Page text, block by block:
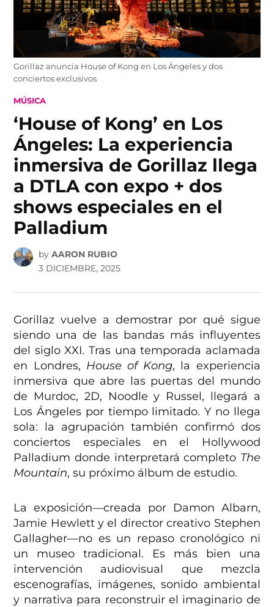
Gorillaz anuncia House of Kong en Los Ángeles y dos
conciertos exclusivos
POSTED
MÚSICA
‘House of Kong’ en Los
Ángeles: La experiencia
inmersiva de Gorillaz llega
a DTLA con expo + dos
shows especiales en el
Palladium
by AARON RUBIO
3 DICIEMBRE, 2025
Gorillaz vuelve a demostrar por qué sigue
siendo una de las bandas más influyentes
del siglo XXI. Tras una temporada aclamada
en Londres, House of Kong, la experiencia
inmersiva que abre las puertas del mundo
de Murdoc, 2D, Noodle y Russel, llegará a
Los Ángeles por tiempo limitado. Y no llega
sola: la agrupación también confirmó dos
conciertos especiales en el Hollywood
Palladium donde interpretará completo The
Mountain, su próximo álbum de estudio.
La exposición—creada por Damon Albarn,
Jamie Hewlett y el director creativo Stephen
Gallagher—no es un repaso cronológico ni
un museo tradicional. Es más bien una
intervención audiovisual que mezcla
escenografías, imágenes, sonido ambiental
y narrativa para reconstruir el imaginario de